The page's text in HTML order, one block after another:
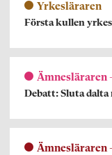
Yrkesläraren
Första kullen
Ämnesläraren
Debatt: Sluta dalta
Ämnesläraren